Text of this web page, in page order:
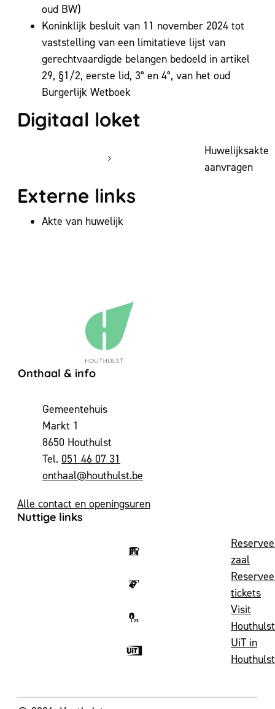
oud BW)
Koninklijk besluit van 11 november 2024 tot
vaststelling van een limitatieve lijst van
gerechtvaardigde belangen bedoeld in artikel
29, §1/2, eerste lid, 3° en 4°, van het oud
Burgerlijk Wetboek
Digitaal loket
Huwelijksakte
aanvragen
Externe links
Akte van huwelijk
Contact & openingsuren
Onthaal & info
AdresGemeentehuis
Markt 1
,8650 Houthulst
051 46 07 31
E-mailonthaal@houthulst.be
Alle contact en openingsuren
Nuttige links
zaal
tickets
Visit
Houthulst
UiT in
Houthulst